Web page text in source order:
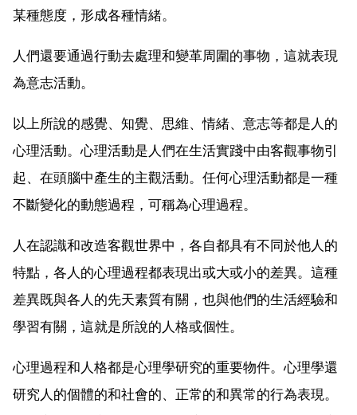
某種態度，形成各種情緒。
人們還要通過行動去處理和變革周圍的事物，這就表現
為意志活動。
以上所說的感覺、知覺、思維、情緒、意志等都是人的
心理活動。心理活動是人們在生活實踐中由客觀事物引
起、在頭腦中產生的主觀活動。任何心理活動都是一種
不斷變化的動態過程，可稱為心理過程。
人在認識和改造客觀世界中，各自都具有不同於他人的
特點，各人的心理過程都表現出或大或小的差異。這種
差異既與各人的先天素質有關，也與他們的生活經驗和
學習有關，這就是所說的人格或個性。
心理過程和人格都是心理學研究的重要物件。心理學還
研究人的個體的和社會的、正常的和異常的行為表現。